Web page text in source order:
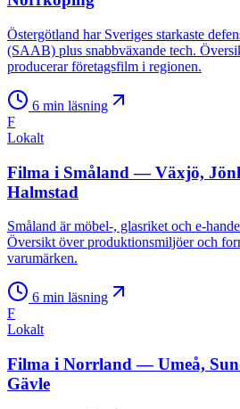
Östergötland har Sveriges starkaste
(SAAB) plus snabbväxande tech.
producerar företagsfilm i regionen.
6 min läsning
F
Lokalt
Filma i Småland — Växjö,
Halmstad
Småland är möbel-, glasriket och e-
Översikt över produktionsmiljöer och
varumärken.
6 min läsning
F
Lokalt
Filma i Norrland — Umeå,
Gävle